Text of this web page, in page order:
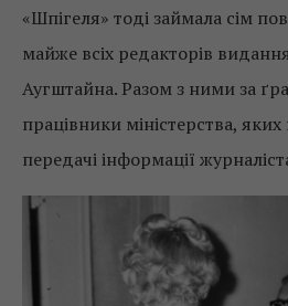
«Шпігеля» тоді займала сім
майже всіх редакторів
Аугштайна. Разом з ними за
працівники міністерства,
передачі інформації